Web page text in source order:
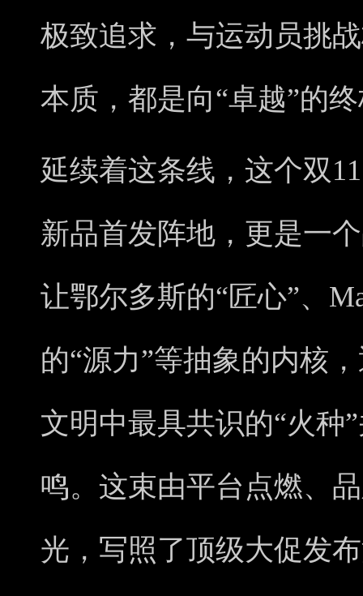
极致追求，与运动员挑
本质，都是向“卓越”的
延续着这条线，这个双
新品首发阵地，更是一
让鄂尔多斯的“匠心”、
的“源力”等抽象的内核
文明中最具共识的“火种
鸣。这束由平台点燃、
光，写照了顶级大促发